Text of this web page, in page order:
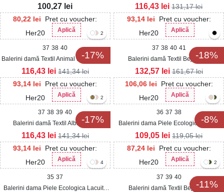
Mov Masyn
80,22 lei
Pret cu voucher:
Her20
Aplică
100,27 lei
93,14 lei
Pret cu voucher:
Her20
Aplică
116,43 lei 131,17lei
-17%
2
37 38 40
Balerini damă Textil Animal Print Kihara
93,14 lei
Pret cu voucher:
Her20
Aplică
116,43 lei 141,34lei
-18%
37 38 40 41
Balerini damă Textil Bej Aksha
106,06 lei
Pret cu voucher:
Her20
Aplică
132,57 lei 161,67lei
-17%
2
37 38 39 40
Balerini damă Textil Albi Kihara
93,14 lei
Pret cu voucher:
Her20
Aplică
116,43 lei 141,34lei
-8%
36 37 38
Balerini dama Piele Ecologica Negru
Kayn
87,24 lei
Pret cu voucher:
Her20
Aplică
109,05 lei 119,05lei
4
35 37
Balerini dama Piele Ecologica Lacuita
-11%
2
37 39 40
Balerini damă Textil Bej Idalie